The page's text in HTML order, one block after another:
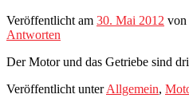
Veröffentlicht am 30. Mai 2012 von
Antworten
Der Motor und das Getriebe sind
Veröffentlicht unter Allgemein,